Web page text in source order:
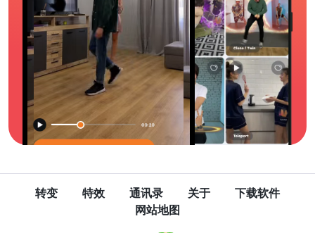
转变 特效 通讯录 关于
下载软件
网站地图